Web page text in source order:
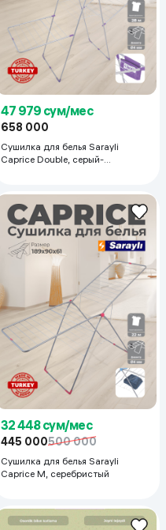
47 979 сум/мес
658 000
Сушилка для белья Sarayli
Caprice Double, серый-
32 448 сум/мес
445 000500 000
Сушилка для белья Sarayli
Caprice M, серебристый